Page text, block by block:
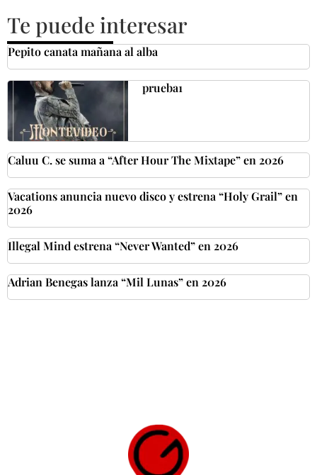
Te puede interesar
Pepito canata mañana al alba
prueba1
Caluu C. se suma a “After Hour The Mixtape” en 2026
Vacations anuncia nuevo disco y estrena “Holy Grail” en
2026
Illegal Mind estrena “Never Wanted” en 2026
Adrian Benegas lanza “Mil Lunas” en 2026